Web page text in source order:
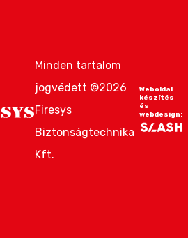
Minden tartalom
jogvédett ©2026
Firesys
Biztonságtechnika
Kft.
Weboldal
készítés
és
webdesign: